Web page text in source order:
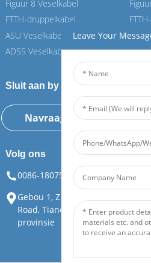
Figuur 8 Veselkabel
FTTH-druppelkabel
ASU Veselkabel
ADSS Veselkabel
ASU
Sluit aan by ons Feiboer
Navraag Nou
Volg ons
0086-18075108880
Gebou 1, Zhongjianbaobao
Road, Tiandingstraat, Yuelu-
provinsie
Leave Your